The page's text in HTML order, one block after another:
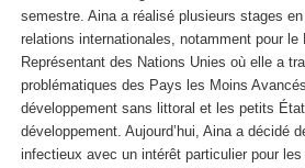
semestre. Aina a réalisé plusieurs stages
relations internationales, notamment pour le
Représentant des Nations Unies où elle a
problématiques des Pays les Moins
développement sans littoral et les petits
développement. Aujourd’hui, Aina a décidé
infectieux avec un intérêt particulier pour